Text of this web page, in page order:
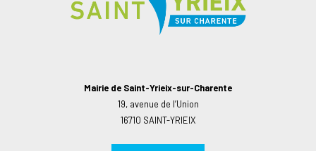
Mairie de Saint-Yrieix-sur-Charente
19, avenue de l’Union
16710 SAINT-YRIEIX